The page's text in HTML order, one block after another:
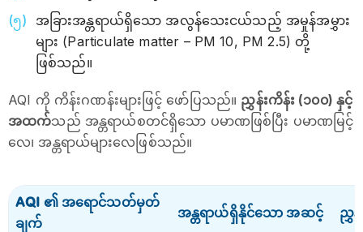
အခြားအန္တရာယ်ရှိသော အလွန်သေးငယ်သည့် အမှုန်အမွှား
များ (Particulate matter – PM 10, PM 2.5) တို့
ဖြစ်သည်။
AQI ကို ကိန်းဂဏန်းများဖြင့် ဖော်ပြသည်။ ညွှန်းကိန်း (၁၀၀) နှင့်
အထက်သည် အန္တရာယ်စတင်ရှိသော ပမာဏဖြစ်ပြီး ပမာဏမြင့်
လေ၊ အန္တရာယ်များလေဖြစ်သည်။
AQI ၏ အရောင်သတ်မှတ်
ချက်
အန္တရာယ်ရှိနိုင်သော အဆင့် ညွှန်